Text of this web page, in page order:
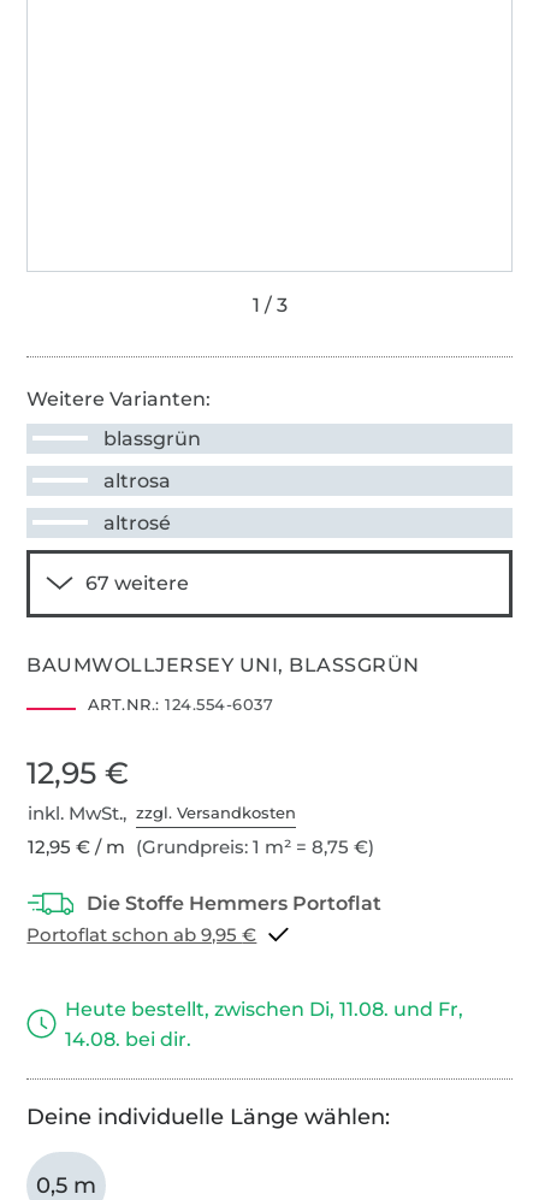
Weitere Varianten:
blassgrün
altrosa
altrosé
BAUMWOLLJERSEY UNI, BLASSGRÜN
ART.NR.: 124.554-6037
12,95 €
inkl. MwSt.,zzgl. Versandkosten
12,95 € / m (Grundpreis: 1 m² = 8,75 €)
Portoflat schon ab 9,95 €
Heute bestellt, zwischen Di, 11.08. und Fr,
14.08. bei dir.
Deine individuelle Länge wählen:
0,5 m